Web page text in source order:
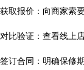
获取报价：向商家索
对比验证：查看线上
签订合同：明确保修